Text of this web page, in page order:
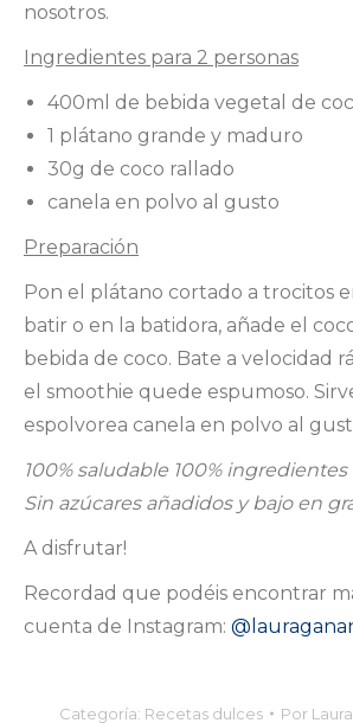
nosotros.
Ingredientes para 2 personas
400ml de bebida vegetal de
1 plátano grande y maduro
30g de coco rallado
canela en polvo al gusto
Preparación
Pon el plátano cortado a trocitos
batir o en la batidora, añade el
bebida de coco. Bate a velocidad
el smoothie quede espumoso.
espolvorea canela en polvo al
100% saludable 100%
Sin azúcares añadidos y bajo en
A disfrutar!
Recordad que podéis encontrar
cuenta de Instagram:
Categoría: Recetas dulces Por